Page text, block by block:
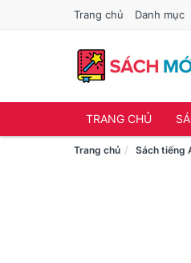
Trang chủ Danh mục
TRANG CHỦ
Trang chủ Sách tiếng